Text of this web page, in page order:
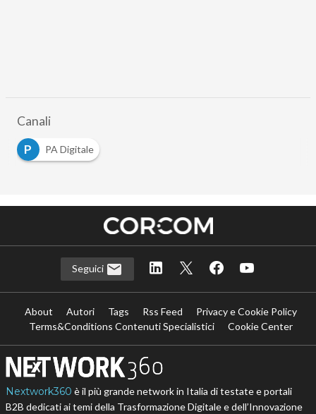
Canali
P
PA Digitale
Seguici
About Autori Tags Rss Feed
Privacy e Cookie Policy
Terms&Conditions Contenuti Specialistici
Cookie Center
Nextwork360 è il più grande network in Italia di testate e portali
B2B dedicati ai temi della Trasformazione Digitale e dell’Innovazione